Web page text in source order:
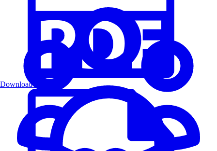
Download PDF